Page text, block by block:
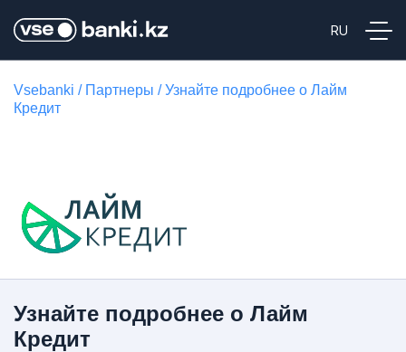
Vsebanki / Партнеры /Узнайте подробнее о Лайм
Кредит
Узнайте подробнее о Лайм
Кредит